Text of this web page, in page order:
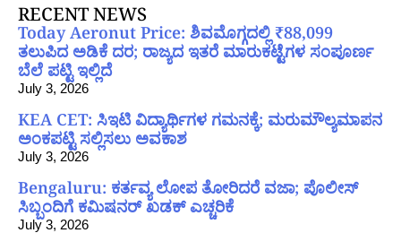
RECENT NEWS
Today Aeronut Price: ಶಿವಮೊಗ್ಗದಲ್ಲಿ ₹88,099
ತಲುಪಿದ ಅಡಿಕೆ ದರ; ರಾಜ್ಯದ ಇತರೆ ಮಾರುಕಟ್ಟೆಗಳ ಸಂಪೂರ್ಣ
ಬೆಲೆ ಪಟ್ಟಿ ಇಲ್ಲಿದೆ
July 3, 2026
KEA CET: ಸಿಇಟಿ ವಿದ್ಯಾರ್ಥಿಗಳ ಗಮನಕ್ಕೆ; ಮರುಮೌಲ್ಯಮಾಪನ
ಅಂಕಪಟ್ಟಿ ಸಲ್ಲಿಸಲು ಅವಕಾಶ
July 3, 2026
Bengaluru: ಕರ್ತವ್ಯ ಲೋಪ ತೋರಿದರೆ ವಜಾ; ಪೊಲೀಸ್
ಸಿಬ್ಬಂದಿಗೆ ಕಮಿಷನರ್ ಖಡಕ್ ಎಚ್ಚರಿಕೆ
July 3, 2026